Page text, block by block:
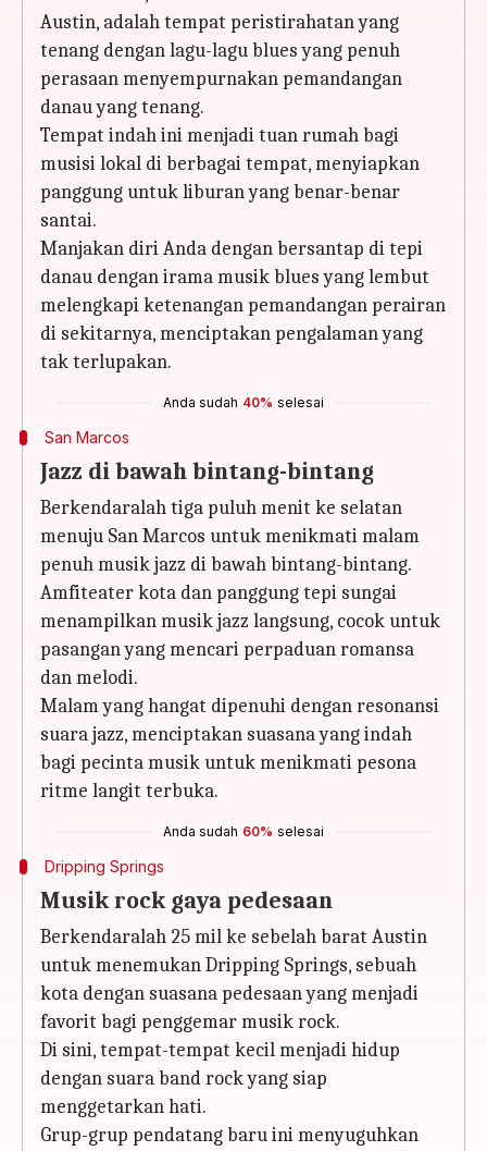
Austin, adalah tempat peristirahatan yang
tenang dengan lagu-lagu blues yang penuh
perasaan menyempurnakan pemandangan
danau yang tenang.
Tempat indah ini menjadi tuan rumah bagi
musisi lokal di berbagai tempat, menyiapkan
panggung untuk liburan yang benar-benar
santai.
Manjakan diri Anda dengan bersantap di tepi
danau dengan irama musik blues yang lembut
melengkapi ketenangan pemandangan perairan
di sekitarnya, menciptakan pengalaman yang
tak terlupakan.
Anda sudah 40% selesai
San Marcos
Jazz di bawah bintang-bintang
Berkendaralah tiga puluh menit ke selatan
menuju San Marcos untuk menikmati malam
penuh musik jazz di bawah bintang-bintang.
Amfiteater kota dan panggung tepi sungai
menampilkan musik jazz langsung, cocok untuk
pasangan yang mencari perpaduan romansa
dan melodi.
Malam yang hangat dipenuhi dengan resonansi
suara jazz, menciptakan suasana yang indah
bagi pecinta musik untuk menikmati pesona
ritme langit terbuka.
Anda sudah 60% selesai
Dripping Springs
Musik rock gaya pedesaan
Berkendaralah 25 mil ke sebelah barat Austin
untuk menemukan Dripping Springs, sebuah
kota dengan suasana pedesaan yang menjadi
favorit bagi penggemar musik rock.
Di sini, tempat-tempat kecil menjadi hidup
dengan suara band rock yang siap
menggetarkan hati.
Grup-grup pendatang baru ini menyuguhkan